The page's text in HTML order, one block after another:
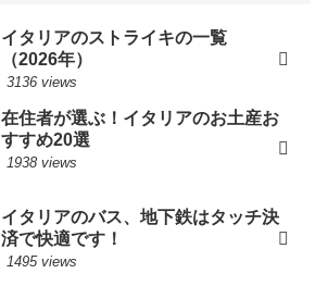
イタリアのストライキの一覧
（2026年）
3136 views
在住者が選ぶ！イタリアのお土産お
すすめ20選
1938 views
イタリアのバス、地下鉄はタッチ決
済で快適です！
1495 views